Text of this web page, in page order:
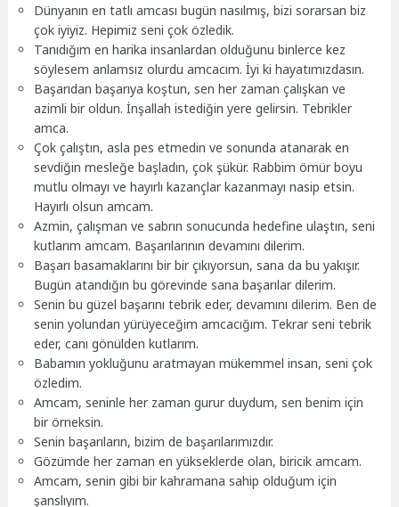
Dünyanın en tatlı amcası bugün nasılmış, bizi sorarsan biz
çok iyiyiz. Hepimiz seni çok özledik.
Tanıdığım en harika insanlardan olduğunu binlerce kez
söylesem anlamsız olurdu amcacım. İyi ki hayatımızdasın.
Başarıdan başarıya koştun, sen her zaman çalışkan ve
azimli bir oldun. İnşallah istediğin yere gelirsin. Tebrikler
amca.
Çok çalıştın, asla pes etmedin ve sonunda atanarak en
sevdiğin mesleğe başladın, çok şükür. Rabbim ömür boyu
mutlu olmayı ve hayırlı kazançlar kazanmayı nasip etsin.
Hayırlı olsun amcam.
Azmin, çalışman ve sabrın sonucunda hedefine ulaştın, seni
kutlarım amcam. Başarılarının devamını dilerim.
Başarı basamaklarını bir bir çıkıyorsun, sana da bu yakışır.
Bugün atandığın bu görevinde sana başarılar dilerim.
Senin bu güzel başarını tebrik eder, devamını dilerim. Ben de
senin yolundan yürüyeceğim amcacığım. Tekrar seni tebrik
eder, canı gönülden kutlarım.
Babamın yokluğunu aratmayan mükemmel insan, seni çok
özledim.
Amcam, seninle her zaman gurur duydum, sen benim için
bir örneksin.
Senin başarıların, bizim de başarılarımızdır.
Gözümde her zaman en yükseklerde olan, biricik amcam.
Amcam, senin gibi bir kahramana sahip olduğum için
şanslıyım.